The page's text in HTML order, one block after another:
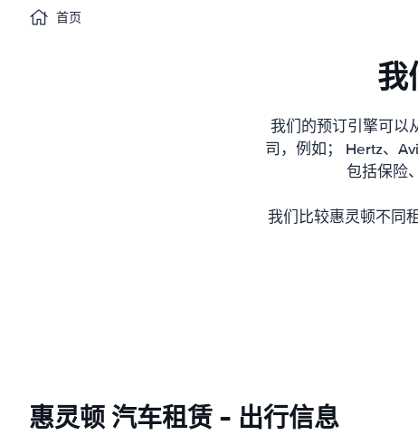
首页
我
我们的预订引擎可以
司，例如； Hertz、
包括保险
我们比较惠灵顿不同
惠灵顿 汽车租赁 - 出行信息